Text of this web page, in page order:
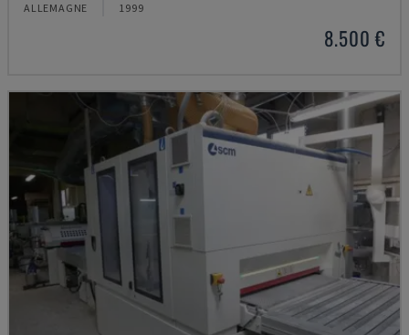
ALLEMAGNE 1999
8.500 €